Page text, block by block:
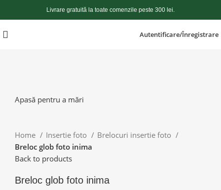
Livrare gratuită la toate comenzile peste 300 lei.
Autentificare/Înregistrare
Apasă pentru a mări
Home Insertie foto
Brelocuri insertie foto
Breloc glob foto inima
Back to products
Breloc glob foto inima